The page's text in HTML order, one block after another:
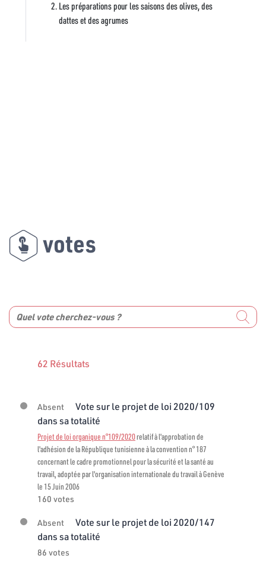
Les préparations pour les saisons des olives, des
dattes et des agrumes
votes
62 Résultats
Absent
Vote sur le projet de loi 2020/109
dans sa totalité
Projet de loi organique n°109/2020relatif à l'approbation de
l'adhésion de la République tunisienne à la convention n° 187
concernant le cadre promotionnel pour la sécurité et la santé au
travail, adoptée par l'organisation internationale du travail à Genève
le 15 Juin 2006
160 votes
Absent
Vote sur le projet de loi 2020/147
dans sa totalité
86 votes